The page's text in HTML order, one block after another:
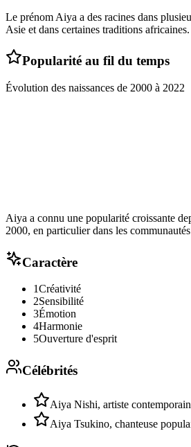
Le prénom Aiya a des racines dans
Asie et dans certaines traditions africaines.
Popularité au fil du temps
Évolution des naissances de 2000 à 2022
Aiya a connu une popularité croissante
2000, en particulier dans les
Caractère
1Créativité
2Sensibilité
3Émotion
4Harmonie
5Ouverture d'esprit
Célébrités
Aiya Nishi, artiste
Aiya Tsukino, chanteuse